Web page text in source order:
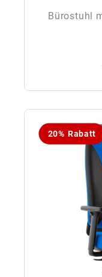
Bürostuhl
20% Rabatt